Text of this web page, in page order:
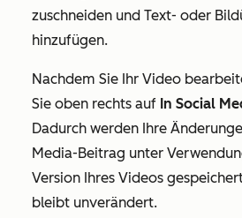
zuschneiden und Text- oder
hinzufügen.
Nachdem Sie Ihr Video
Sie oben rechts auf In Social
Dadurch werden Ihre
Media-Beitrag unter
Version Ihres Videos
bleibt unverändert.